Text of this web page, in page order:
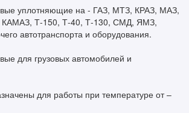
уплотняющие на - ГАЗ, МТЗ, КРАЗ, МАЗ,
Т-150, Т-40, Т-130, СМД, ЯМЗ,
автотранспорта и оборудования.
для грузовых автомобилей и
для работы при температуре от –